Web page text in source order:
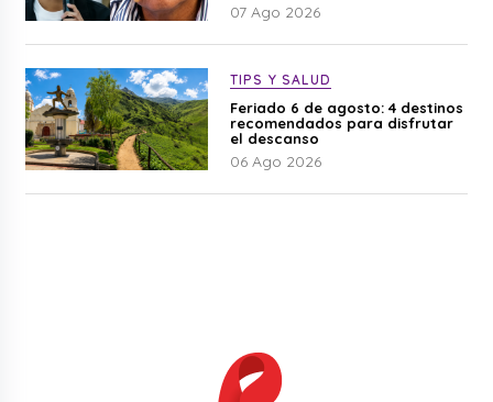
07 Ago 2026
TIPS Y SALUD
Feriado 6 de agosto: 4 destinos
recomendados para disfrutar
el descanso
06 Ago 2026